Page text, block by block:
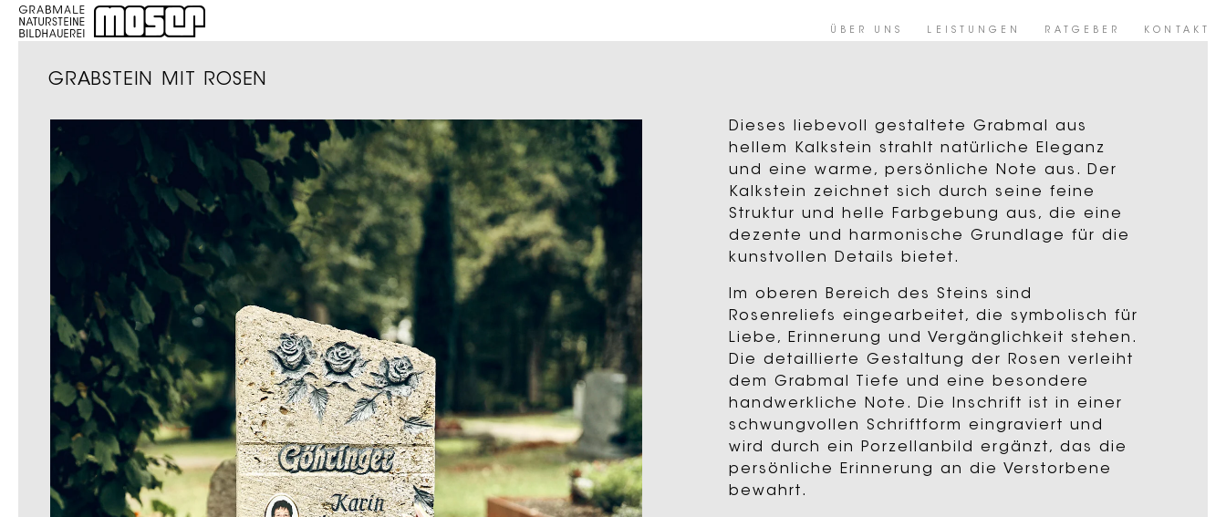
ÜBER UNS LEISTUNGEN RATGEBER KONTAKT
GRABSTEIN MIT ROSEN
Dieses liebevoll gestaltete Grabmal aus
hellem Kalkstein strahlt natürliche Eleganz
und eine warme, persönliche Note aus. Der
Kalkstein zeichnet sich durch seine feine
Struktur und helle Farbgebung aus, die eine
dezente und harmonische Grundlage für die
kunstvollen Details bietet.
Im oberen Bereich des Steins sind
Rosenreliefs eingearbeitet, die symbolisch für
Liebe, Erinnerung und Vergänglichkeit stehen.
Die detaillierte Gestaltung der Rosen verleiht
dem Grabmal Tiefe und eine besondere
handwerkliche Note. Die Inschrift ist in einer
schwungvollen Schriftform eingraviert und
wird durch ein Porzellanbild ergänzt, das die
persönliche Erinnerung an die Verstorbene
bewahrt.